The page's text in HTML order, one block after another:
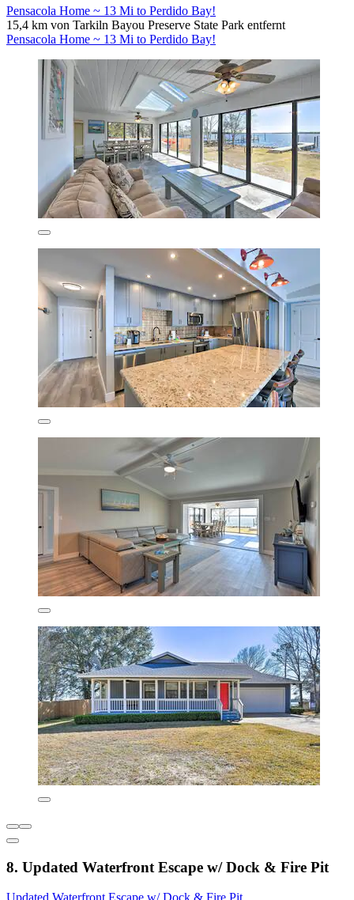
Pensacola Home ~ 13 Mi to Perdido Bay!
15,4 km von Tarkiln Bayou Preserve State Park entfernt
Pensacola Home ~ 13 Mi to Perdido Bay!
8. Updated Waterfront Escape w/ Dock & Fire Pit